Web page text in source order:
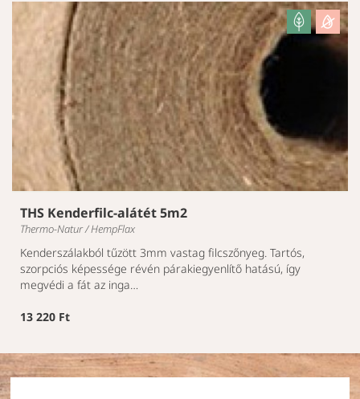
THS Kenderfilc-alátét 5m2
Thermo-Natur / HempFlax
Kenderszálakból tűzött 3mm vastag filcszőnyeg. Tartós,
szorpciós képessége révén párakiegyenlítő hatású, így
megvédi a fát az inga…
13 220 Ft